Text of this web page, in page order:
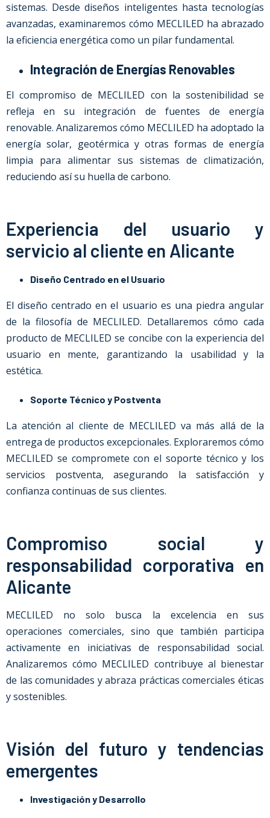
sistemas. Desde diseños inteligentes hasta tecnologías
avanzadas, examinaremos cómo MECLILED ha abrazado
la eficiencia energética como un pilar fundamental.
Integración de Energías Renovables
El compromiso de MECLILED con la sostenibilidad se
refleja en su integración de fuentes de energía
renovable. Analizaremos cómo MECLILED ha adoptado la
energía solar, geotérmica y otras formas de energía
limpia para alimentar sus sistemas de climatización,
reduciendo así su huella de carbono.
Experiencia del usuario y
servicio al cliente en Alicante
Diseño Centrado en el Usuario
El diseño centrado en el usuario es una piedra angular
de la filosofía de MECLILED. Detallaremos cómo cada
producto de MECLILED se concibe con la experiencia del
usuario en mente, garantizando la usabilidad y la
estética.
Soporte Técnico y Postventa
La atención al cliente de MECLILED va más allá de la
entrega de productos excepcionales. Exploraremos cómo
MECLILED se compromete con el soporte técnico y los
servicios postventa, asegurando la satisfacción y
confianza continuas de sus clientes.
Compromiso social y
responsabilidad corporativa en
Alicante
MECLILED no solo busca la excelencia en sus
operaciones comerciales, sino que también participa
activamente en iniciativas de responsabilidad social.
Analizaremos cómo MECLILED contribuye al bienestar
de las comunidades y abraza prácticas comerciales éticas
y sostenibles.
Visión del futuro y tendencias
emergentes
Investigación y Desarrollo